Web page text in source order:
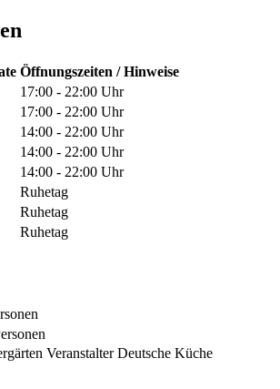
Öffnungszeiten / Hinweise
17:00 - 22:00 Uhr
17:00 - 22:00 Uhr
14:00 - 22:00 Uhr
14:00 - 22:00 Uhr
14:00 - 22:00 Uhr
Ruhetag
Ruhetag
Ruhetag
VeranstalterDeutsche Küche